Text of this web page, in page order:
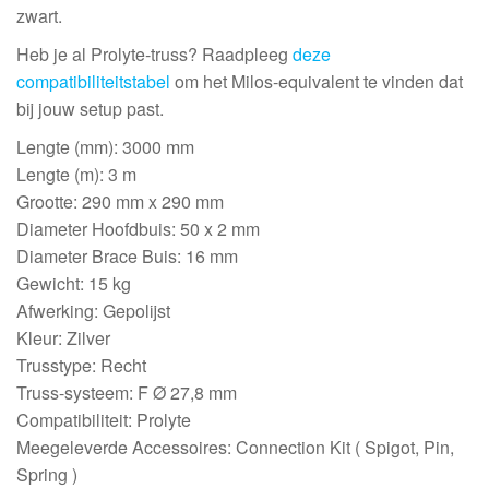
zwart.
Heb je al Prolyte-truss? Raadpleeg deze
compatibiliteitstabel om het Milos-equivalent te vinden dat
bij jouw setup past.
Lengte (mm): 3000 mm
Lengte (m): 3 m
Grootte: 290 mm x 290 mm
Diameter Hoofdbuis: 50 x 2 mm
Diameter Brace Buis: 16 mm
Gewicht: 15 kg
Afwerking: Gepolijst
Kleur: Zilver
Trusstype: Recht
Truss-systeem: F Ø 27,8 mm
Compatibiliteit: Prolyte
Meegeleverde Accessoires: Connection Kit ( Spigot, Pin,
Spring )